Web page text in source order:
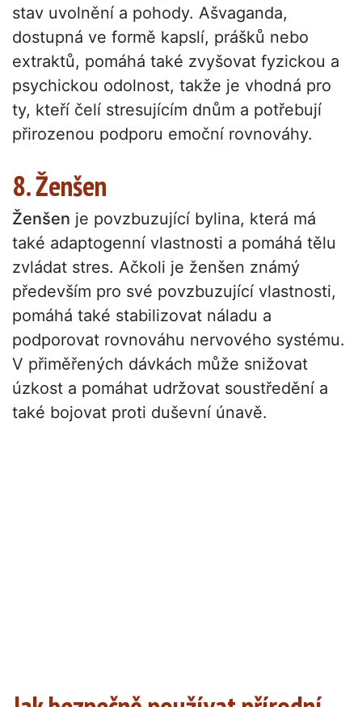
stav uvolnění a pohody. Ašvaganda,
dostupná ve formě kapslí, prášků nebo
extraktů, pomáhá také zvyšovat fyzickou a
psychickou odolnost, takže je vhodná pro
ty, kteří čelí stresujícím dnům a potřebují
přirozenou podporu emoční rovnováhy.
8. Ženšen
Ženšen je povzbuzující bylina, která má
také adaptogenní vlastnosti a pomáhá tělu
zvládat stres. Ačkoli je ženšen známý
především pro své povzbuzující vlastnosti,
pomáhá také stabilizovat náladu a
podporovat rovnováhu nervového systému.
V přiměřených dávkách může snižovat
úzkost a pomáhat udržovat soustředění a
také bojovat proti duševní únavě.